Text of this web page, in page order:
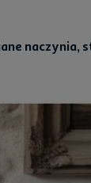
naczynia,